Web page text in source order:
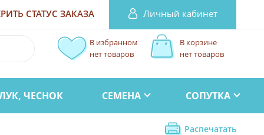
СТАТУС ЗАКАЗА Личный кабинет
В корзине
нет товаров
В избранном
нет товаров
ЧЕСНОК СЕМЕНА СОПУТКА
Распечатать